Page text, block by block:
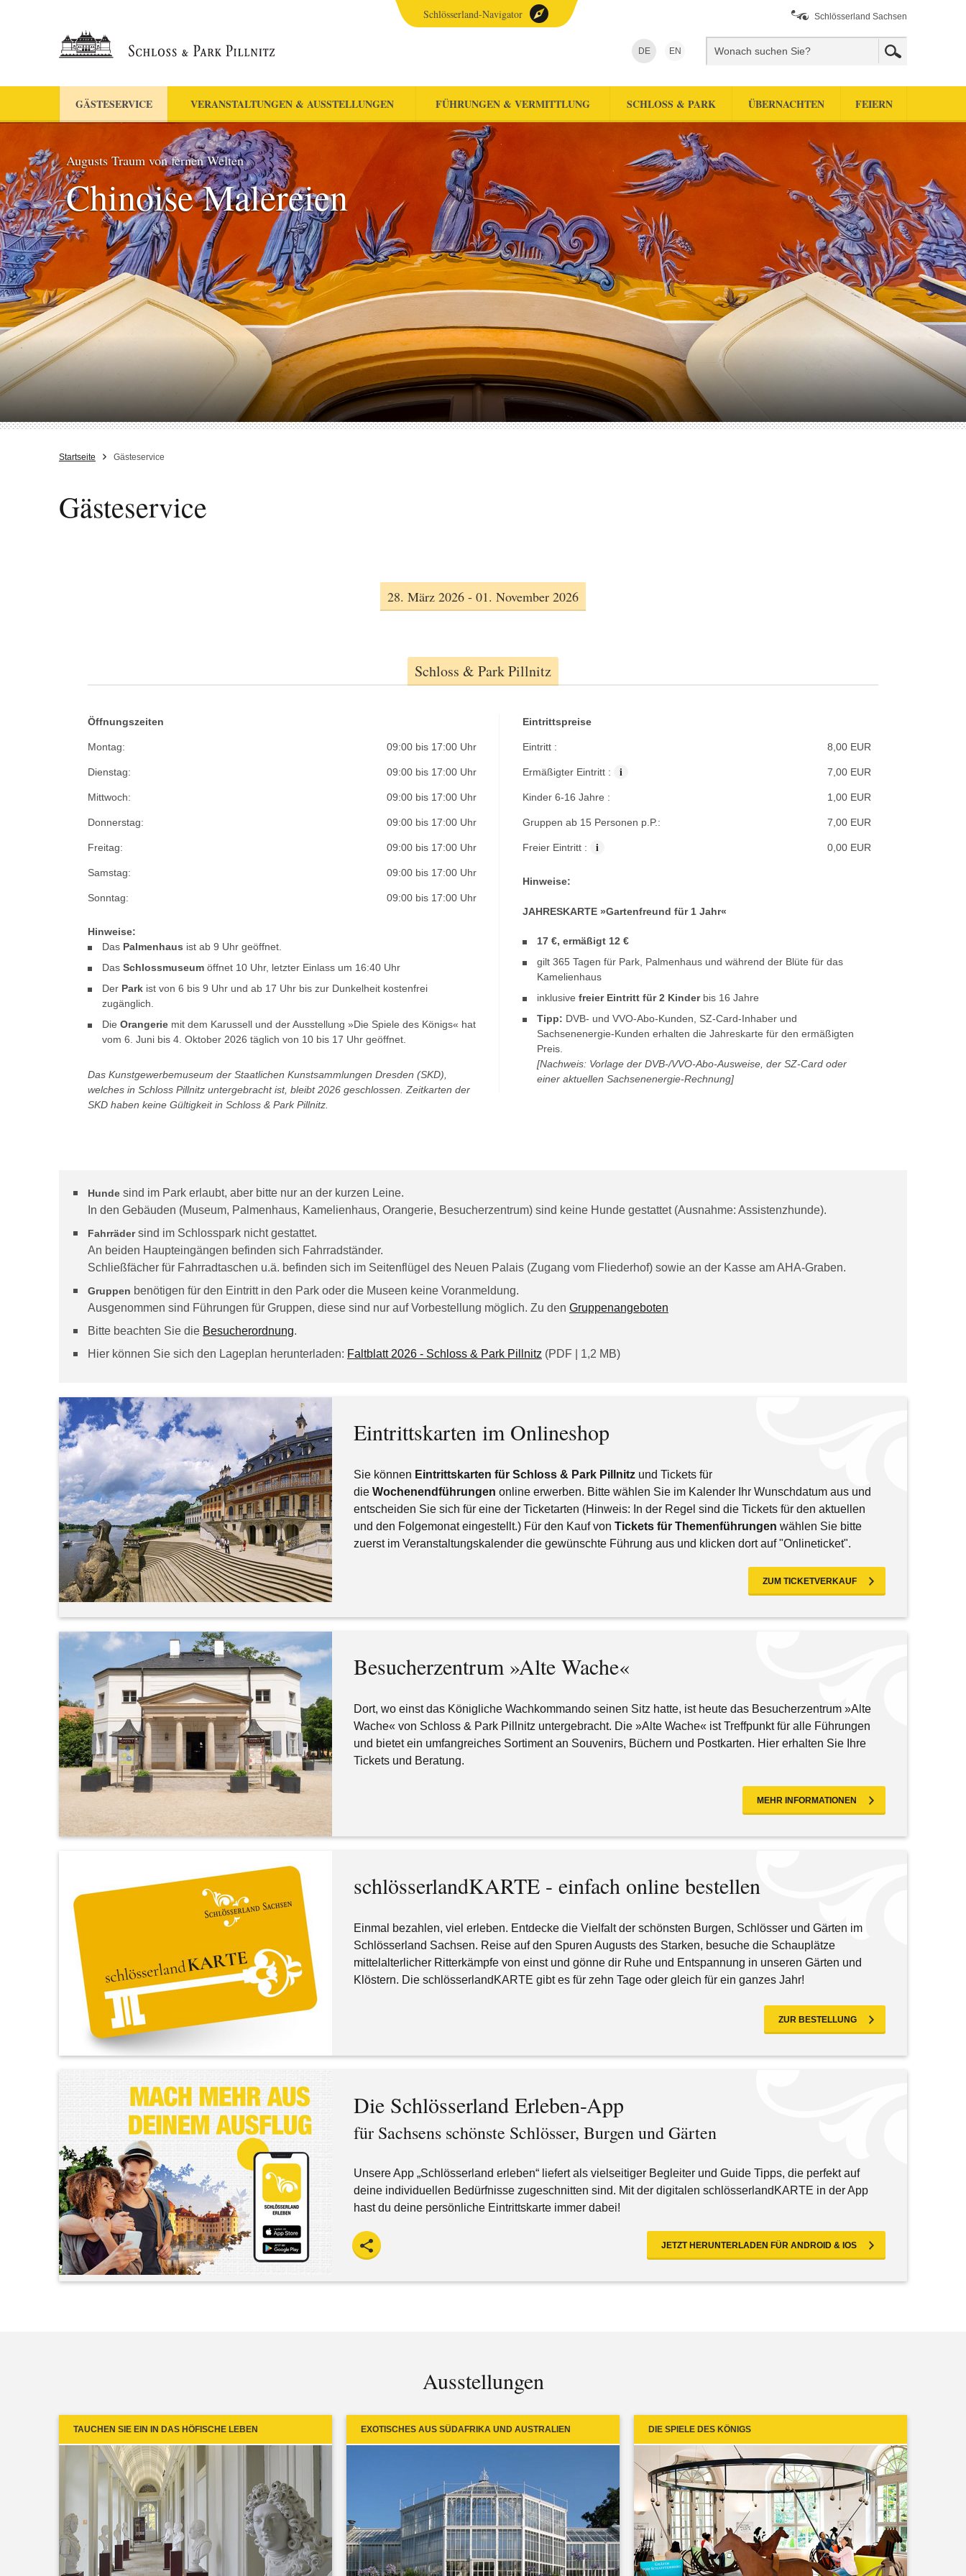
Schlösserland Sachsen
DE EN
GÄSTESERVICE VERANSTALTUNGEN & AUSSTELLUNGEN FÜHRUNGEN & VERMITTLUNG SCHLOSS & PARK ÜBERNACHTEN FEIERN
Schlösserland-Navigator
Augusts Traum von fernen Welten
Chinoise Malereien
Startseite Gästeservice
Gästeservice
28. März 2026 - 01. November 2026
Schloss & Park Pillnitz
Öffnungszeiten
Montag: 09:00 bis 17:00 Uhr
Dienstag: 09:00 bis 17:00 Uhr
Mittwoch: 09:00 bis 17:00 Uhr
Donnerstag: 09:00 bis 17:00 Uhr
Freitag: 09:00 bis 17:00 Uhr
Samstag: 09:00 bis 17:00 Uhr
Sonntag: 09:00 bis 17:00 Uhr
Hinweise:
Das Palmenhaus ist ab 9 Uhr geöffnet.
Das Schlossmuseum öffnet 10 Uhr, letzter Einlass um 16:40 Uhr
Der Park ist von 6 bis 9 Uhr und ab 17 Uhr bis zur Dunkelheit kostenfrei
zugänglich.
Die Orangerie mit dem Karussell und der Ausstellung »Die Spiele des Königs« hat
vom 6. Juni bis 4. Oktober 2026 täglich von 10 bis 17 Uhr geöffnet.
Das Kunstgewerbemuseum der Staatlichen Kunstsammlungen Dresden (SKD),
welches in Schloss Pillnitz untergebracht ist, bleibt 2026 geschlossen. Zeitkarten der
SKD haben keine Gültigkeit in Schloss & Park Pillnitz.
Eintrittspreise
Eintritt : 8,00 EUR
Ermäßigter Eintritt : i 7,00 EUR
Kinder 6-16 Jahre : 1,00 EUR
Gruppen ab 15 Personen p.P.: 7,00 EUR
Freier Eintritt : i 0,00 EUR
Hinweise:
JAHRESKARTE »Gartenfreund für 1 Jahr«
17 €, ermäßigt 12 €
gilt 365 Tagen für Park, Palmenhaus und während der Blüte für das
Kamelienhaus
inklusivefreier Eintritt für 2 Kinderbis 16 Jahre
Tipp: DVB- und VVO-Abo-Kunden, SZ-Card-Inhaber und
Sachsenenergie-Kunden erhalten die Jahreskarte für den ermäßigten
Preis.
[Nachweis: Vorlage der DVB-/VVO-Abo-Ausweise, der SZ-Card oder
einer aktuellen Sachsenenergie-Rechnung]
Hunde sind im Park erlaubt, aber bitte nur an der kurzen Leine.
In den Gebäuden (Museum, Palmenhaus, Kamelienhaus, Orangerie, Besucherzentrum) sind keine Hunde gestattet (Ausnahme: Assistenzhunde).
Fahrrädersind im Schlosspark nicht gestattet.
An beiden Haupteingängen befinden sich Fahrradständer.
Schließfächer für Fahrradtaschen u.ä. befinden sich im Seitenflügel des Neuen Palais (Zugang vom Fliederhof) sowie an der Kasse am AHA-Graben.
Gruppen benötigen für den Eintritt in den Park oder die Museen keine Voranmeldung.
Ausgenommen sind Führungen für Gruppen, diese sind nur auf Vorbestellung möglich. Zu den Gruppenangeboten
Bitte beachten Sie die Besucherordnung.
Hier können Sie sich den Lageplan herunterladen: Faltblatt 2026 - Schloss & Park Pillnitz (PDF | 1,2 MB)
Eintrittskarten im Onlineshop
Sie können Eintrittskarten für Schloss & Park Pillnitz und Tickets für
die Wochenendführungen online erwerben. Bitte wählen Sie im Kalender Ihr Wunschdatum aus und
entscheiden Sie sich für eine der Ticketarten (Hinweis: In der Regel sind die Tickets für den aktuellen
und den Folgemonat eingestellt.) Für den Kauf von Tickets für Themenführungen wählen Sie bitte
zuerst im Veranstaltungskalender die gewünschte Führung aus und klicken dort auf "Onlineticket".
ZUM TICKETVERKAUF
Besucherzentrum »Alte Wache«
Dort, wo einst das Königliche Wachkommando seinen Sitz hatte, ist heute das Besucherzentrum »Alte
Wache« von Schloss & Park Pillnitz untergebracht. Die »Alte Wache« ist Treffpunkt für alle Führungen
und bietet ein umfangreiches Sortiment an Souvenirs, Büchern und Postkarten. Hier erhalten Sie Ihre
Tickets und Beratung.
MEHR INFORMATIONEN
schlösserlandKARTE - einfach online bestellen
Einmal bezahlen, viel erleben. Entdecke die Vielfalt der schönsten Burgen, Schlösser und Gärten im
Schlösserland Sachsen. Reise auf den Spuren Augusts des Starken, besuche die Schauplätze
mittelalterlicher Ritterkämpfe von einst und gönne dir Ruhe und Entspannung in unseren Gärten und
Klöstern. Die schlösserlandKARTE gibt es für zehn Tage oder gleich für ein ganzes Jahr!
ZUR BESTELLUNG
Die Schlösserland Erleben-App
für Sachsens schönste Schlösser, Burgen und Gärten
Unsere App „Schlösserland erleben“ liefert als vielseitiger Begleiter und Guide Tipps, die perfekt auf
deine individuellen Bedürfnisse zugeschnitten sind. Mit der digitalen schlösserlandKARTE in der App
hast du deine persönliche Eintrittskarte immer dabei!
JETZT HERUNTERLADEN FÜR ANDROID & IOS
Ausstellungen
TAUCHEN SIE EIN IN DAS HÖFISCHE LEBEN EXOTISCHES AUS SÜDAFRIKA UND AUSTRALIEN DIE SPIELE DES KÖNIGS